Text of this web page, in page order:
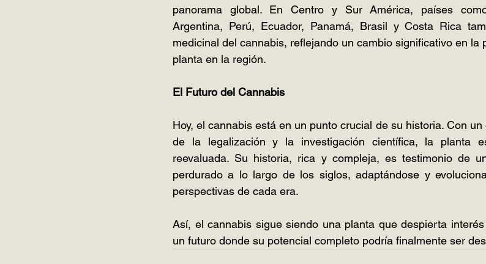
panorama global. En Centro y Sur América, países
Argentina, Perú, Ecuador, Panamá, Brasil y Costa Rica
medicinal del cannabis, reflejando un cambio significativo en la
planta en la región.
El Futuro del Cannabis
Hoy, el cannabis está en un punto crucial de su historia. Con
de la legalización y la investigación científica, la planta
reevaluada. Su historia, rica y compleja, es testimonio de
perdurado a lo largo de los siglos, adaptándose y
perspectivas de cada era.
Así, el cannabis sigue siendo una planta que despierta
un futuro donde su potencial completo podría finalmente ser